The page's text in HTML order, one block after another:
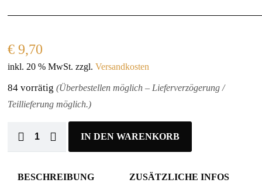
€ 9,70
inkl. 20 % MwSt. zzgl.Versandkosten
84 vorrätig(Überbestellen möglich – Lieferverzögerung /
Teillieferung möglich.)
IN DEN WARENKORB
BESCHREIBUNG ZUSÄTZLICHE INFOS